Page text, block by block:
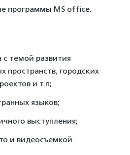
программы MS office.
темой развития
пространств, городских
и т.п;
языков;
выступления;
и видеосъемкой.